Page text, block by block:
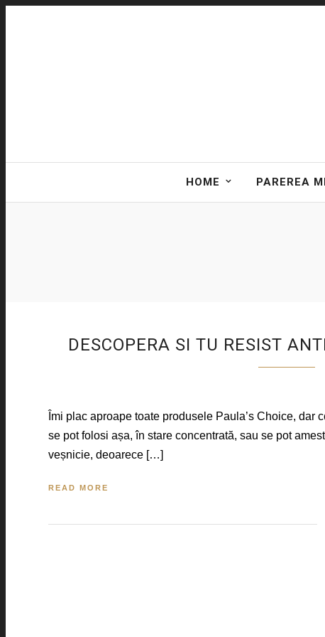
HOME PAREREA
DESCOPERA SI TU RESIST
Îmi plac aproape toate produsele Paula’s Choice,
se pot folosi așa, în stare concentrată, sau se pot
veșnicie, deoarece […]
READ MORE